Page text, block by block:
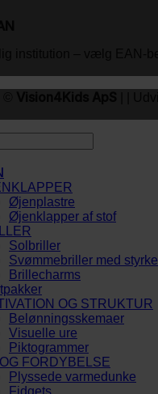
Øjenplastre
Øjenklapper af stof
Solbriller
Svømmebriller med styrke
Brillecharms
OG STRUKTUR
Belønningsskemaer
Visuelle ure
Piktogrammer
FORDYBELSE
Plyssede varmedunke
Fidgets